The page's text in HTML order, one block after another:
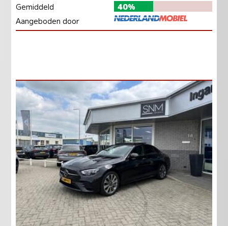
Gemiddeld
40%
Aangeboden door